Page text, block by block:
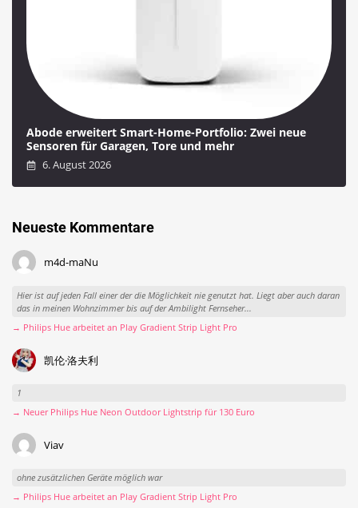
Abode erweitert Smart-Home-Portfolio: Zwei neue
Sensoren für Garagen, Tore und mehr
6. August 2026
Neueste Kommentare
m4d-maNu
Hier ist auf jeden Fall einer der die Möglichkeit nie genutzt hat. Liegt aber auch daran
das in meinen Wohnzimmer bis auf der Ambilight Fernseher...
→ Philips Hue arbeitet an Play Gradient Strip Light Pro
凯伦·洛夫利
1
→ Neuer Philips Hue Neon Outdoor Lightstrip für 130 Euro
Viav
ohne zusätzlichen Geräte möglich war
→ Philips Hue arbeitet an Play Gradient Strip Light Pro